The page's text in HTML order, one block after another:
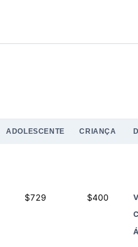
ADOLESCENTE CRIANÇA
$729 $400